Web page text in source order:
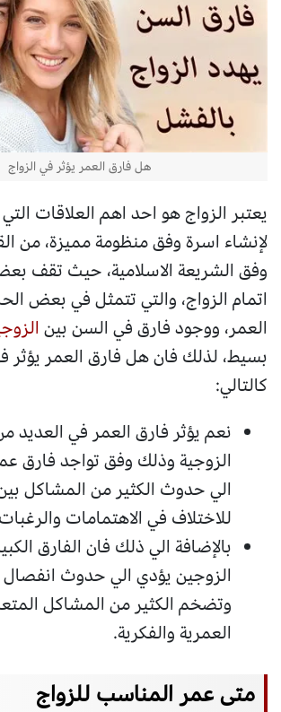
هل فارق العمر يؤثر في الزواج
يعتبر الزواج هو احد اهم العلاقات التي
لإنشاء اسرة وفق منظومة مميزة، من
وفق الشريعة الاسلامية، حيث تقف
اتمام الزواج، والتي تتمثل في بعض
العمر، ووجود فارق في السن بين
بسيط، لذلك فان هل فارق العمر يؤثر
كالتالي:
نعم يؤثر فارق العمر في العديد
الزوجية وذلك وفق تواجد فارق
الي حدوث الكثير من المشاكل بين
للاختلاف في الاهتمامات
بالإضافة الي ذلك فان الفارق
الزوجين يؤدي الي حدوث
وتضخم الكثير من المشاكل
العمرية والفكرية.
متى عمر المناسب للزواج